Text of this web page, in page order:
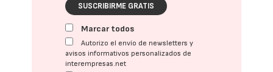
SUSCRIBIRME GRATIS
Marcar todos
Autorizo el envío de newsletters y
avisos informativos personalizados de
interempresas.net